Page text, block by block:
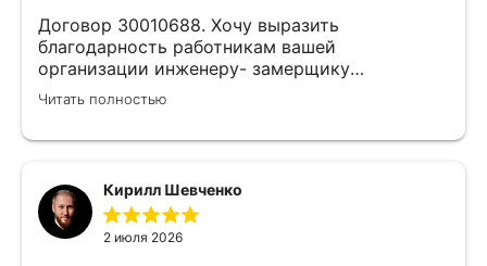
Договор 30010688. Хочу выразить
благодарность работникам вашей
организации инженеру- замерщику
Кулабухову Николаю,и мастеру монтажа Илье
.Спасибо за проделанную работу и
быстро,качественно,профессионально сделал
свою работу,убрал за собой ,что очень
приятно.Мне все понравилось .Хорошая
Читать полностью
Кирилл Шевченко
2 июля 2026